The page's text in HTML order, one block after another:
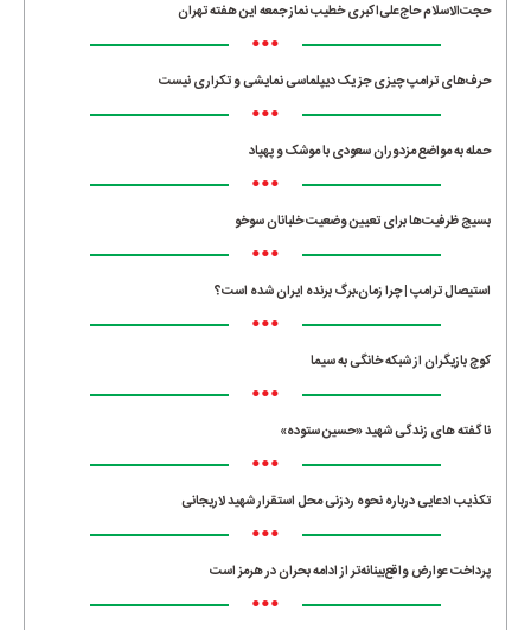
حجت‌الاسلام حاج‌علی‌اکبری خطیب نماز جمعه این هفته تهران
•••
حرف‌های ترامپ چیزی جز یک دیپلماسی نمایشی و تکراری نیست
•••
حمله به مواضع مزدوران سعودی با موشک و پهپاد
•••
بسیج ظرفیت‌ها برای تعیین وضعیت خلبانان سوخو
•••
استیصال ترامپ | چرا زمان،برگ برنده ایران شده است؟
•••
کوچ بازیگران از شبکه خانگی به سیما
•••
ناگفته های زندگی شهید «حسین ستوده»
•••
تکذیب ادعایی درباره نحوه ردزنی محل استقرار شهید لاریجانی
•••
پرداخت عوارض واقع‌بینانه‌تر از ادامه بحران در هرمز است
•••